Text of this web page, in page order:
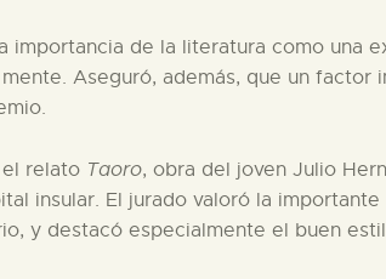
importancia de la literatura como una
Aseguró, además, que un
relato Taoro, obra del joven Julio
insular. El jurado valoró la
y destacó especialmente el buen